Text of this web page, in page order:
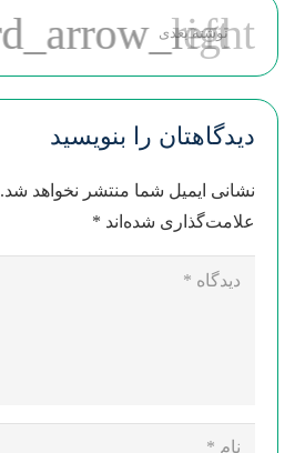
نوشتهٔ بعدی
دیدگاهتان را بنویسید
نشانی ایمیل شما منتشر نخواهد شد.
علامت‌گذاری شده‌اند *